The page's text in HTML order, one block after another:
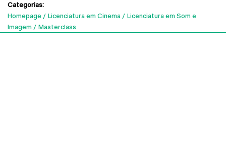
Categorias:
Homepage
Licenciatura em Cinema
Licenciatura em Som e
Imagem
Masterclass